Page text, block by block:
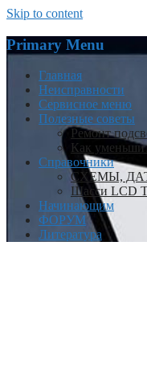
Skip to content
Primary Menu
Главная
Неисправности
Сервисное меню
Полезные советы
Ремонт
Как
Справочники
СХЕМЫ,
Шасси LCD
Начинающим
ФОРУМ
Литература